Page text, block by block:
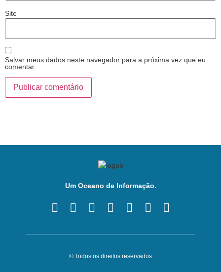
Site
Salvar meus dados neste navegador para a próxima vez que eu
comentar.
Um Oceano de Informação.
© Todos os direitos reservados